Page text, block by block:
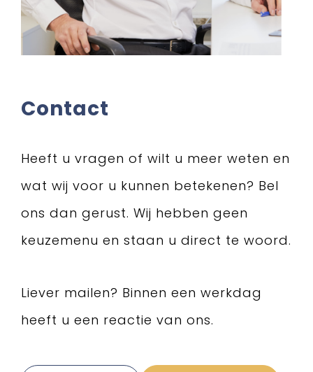
Contact
Heeft u vragen of wilt u meer weten en
wat wij voor u kunnen betekenen? Bel
ons dan gerust. Wij hebben geen
keuzemenu en staan u direct te woord.
Liever mailen? Binnen een werkdag
heeft u een reactie van ons.